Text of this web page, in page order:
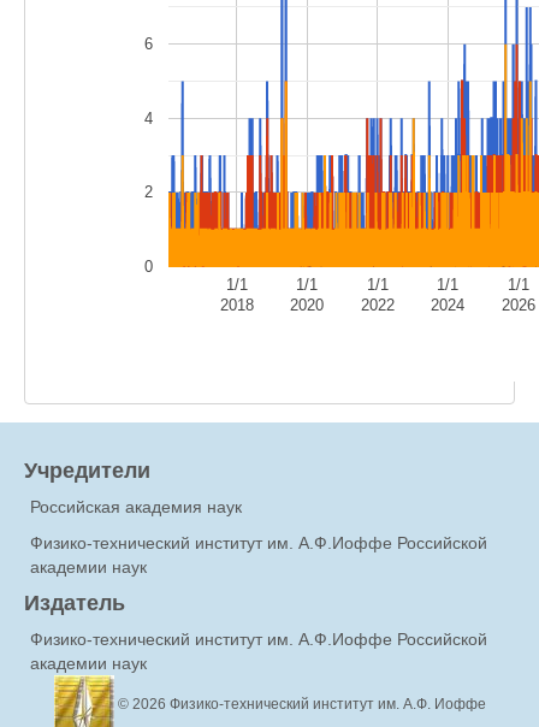
1/1
2018
1/1
2020
1/1
2022
1/1
2024
1/1
2026
0
2
4
6
Учредители
Российская академия наук
Физико-технический институт им. А.Ф.Иоффе Российской
академии наук
Издатель
Физико-технический институт им. А.Ф.Иоффе Российской
академии наук
© 2026 Физико-технический институт им. А.Ф. Иоффе